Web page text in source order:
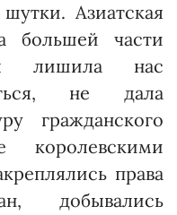
Азиатская
большей части
лишила нас
не дала
гражданского
королевскими
права
добывались